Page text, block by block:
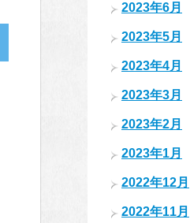
2023年6月
2023年5月
2023年4月
2023年3月
2023年2月
2023年1月
2022年12月
2022年11月